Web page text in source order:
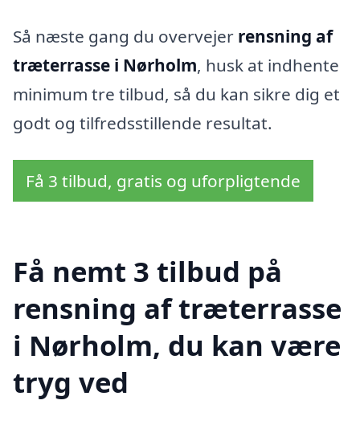
Så næste gang du overvejer rensning af
træterrasse i Nørholm, husk at indhente
minimum tre tilbud, så du kan sikre dig et
godt og tilfredsstillende resultat.
Få 3 tilbud, gratis og uforpligtende
Få nemt 3 tilbud på
rensning af træterrasse
i Nørholm, du kan være
tryg ved